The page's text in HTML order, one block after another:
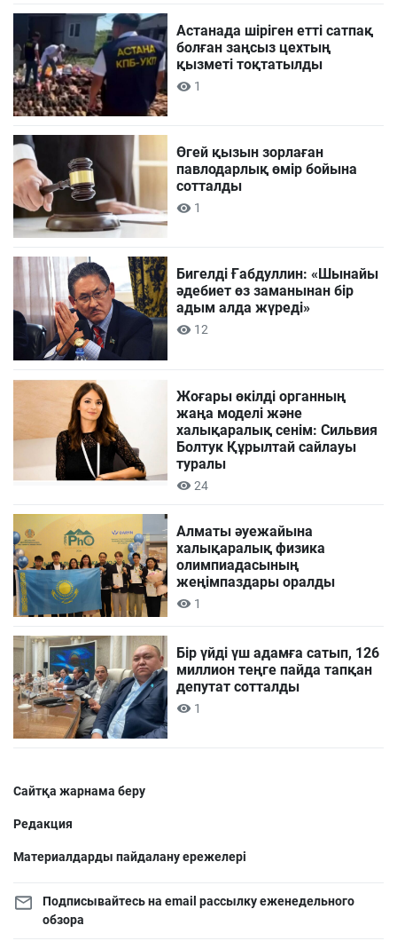
Астанада шіріген етті сатпақ
болған заңсыз цехтың
қызметі тоқтатылды
1
Өгей қызын зорлаған
павлодарлық өмір бойына
сотталды
1
Бигелді Ғабдуллин: «Шынайы
әдебиет өз заманынан бір
адым алда жүреді»
12
Жоғары өкілді органның
жаңа моделі және
халықаралық сенім: Сильвия
Болтук Құрылтай сайлауы
туралы
24
Алматы әуежайына
халықаралық физика
олимпиадасының
жеңімпаздары оралды
1
Бір үйді үш адамға сатып, 126
миллион теңге пайда тапқан
депутат сотталды
1
Сайтқа жарнама беру
Редакция
Материалдарды пайдалану ережелері
Подписывайтесь на email рассылку еженедельного
обзора